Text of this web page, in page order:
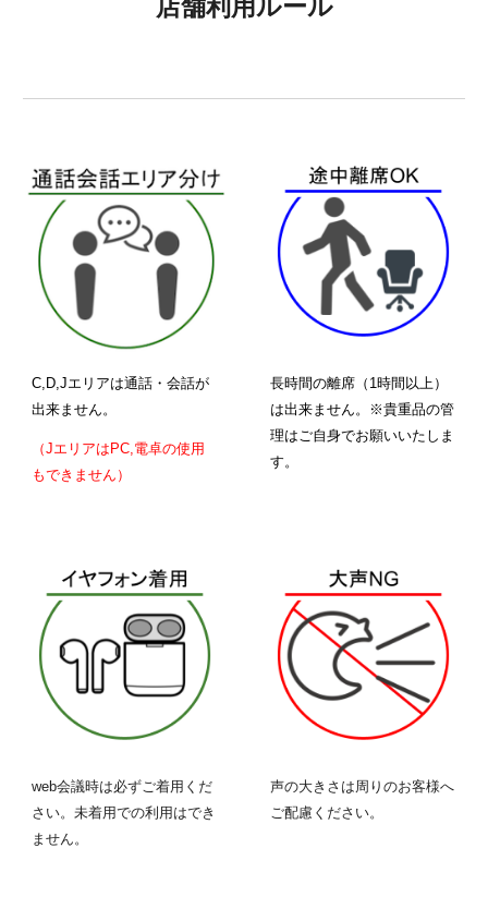
店舗利用ルール
C,D,Jエリアは通話・会話が
出来ません。
（JエリアはPC,電卓の使用
もできません）
長時間の離席（1時間以上）
は出来ません。※貴重品の管
理はご自身でお願いいたしま
す。
web会議時は必ずご着用くだ
さい。未着用での利用はでき
ません。
声の大きさは周りのお客様へ
ご配慮ください。